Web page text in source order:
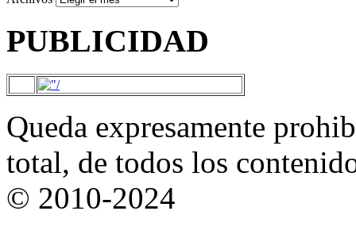
PUBLICIDAD
Queda expresamente
total, de todos los
© 2010-2024